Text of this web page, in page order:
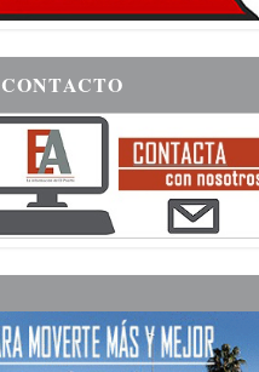
CONTACTO